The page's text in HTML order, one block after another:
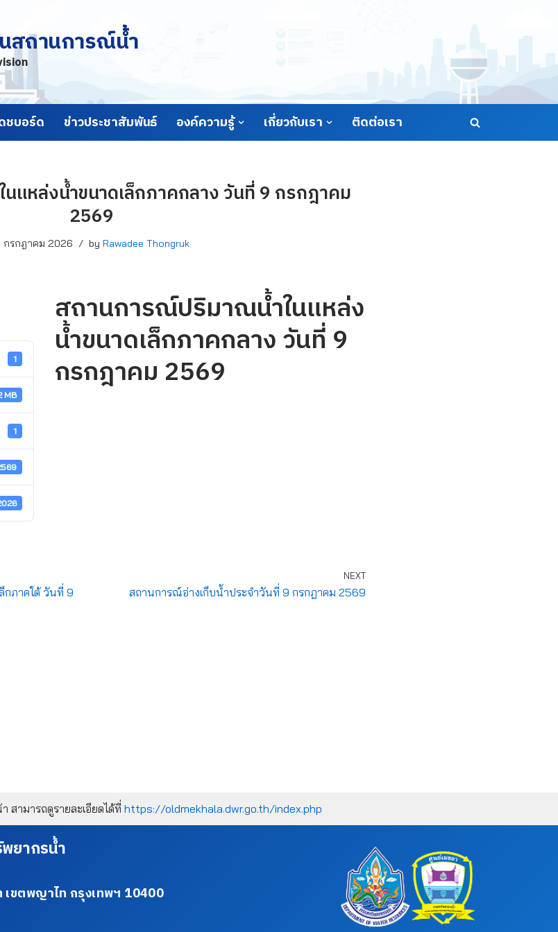
นสถานการณ์น้ำ
ชบอร์ด ข่าวประชาสัมพันธ์ องค์ความรู้ เกี่ยวกับเรา ติดต่อเรา
แหล่งน้ำขนาดเล็กภาคกลาง วันที่ 9 กรกฎาคม
2569
กรกฎาคม 2026 by Rawadee Thongruk
1
MB
1
สถานการณ์ปริมาณน้ำในแหล่ง
น้ำขนาดเล็กภาคกลาง วันที่ 9
กรกฎาคม 2569
ภาคใต้ วันที่ 9
NEXT
สถานการณ์อ่างเก็บน้ำประจำวันที่ 9 กรกฎาคม 2569
สามารถดูรายละเอียดได้ที่ https://oldmekhala.dwr.go.th/index.php
ยากรน้ำ
ขตพญาไท กรุงเทพฯ 10400